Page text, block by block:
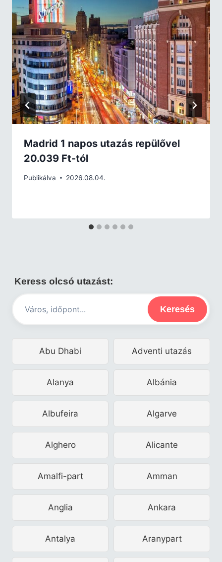
Madrid 1 napos utazás repülővel
20.039 Ft-tól
Publikálva 2026.08.04.
Keress olcsó utazást:
Keresés
Abu Dhabi Adventi utazás
Alanya Albánia
Albufeira Algarve
Alghero Alicante
Amalfi-part Amman
Anglia Ankara
Antalya Aranypart